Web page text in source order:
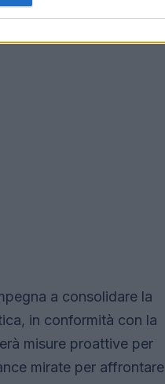
a consolidare la
in conformità con la
misure proattive per
mirate per affrontare